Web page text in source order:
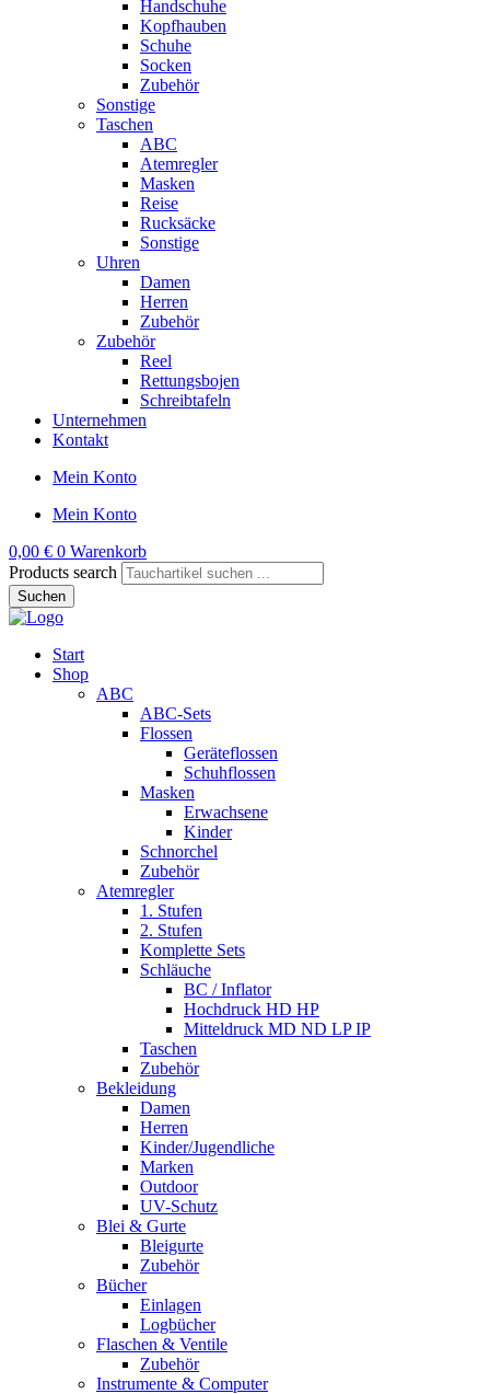
Handschuhe
Kopfhauben
Schuhe
Socken
Zubehör
Sonstige
Taschen
ABC
Atemregler
Masken
Reise
Rucksäcke
Sonstige
Uhren
Damen
Herren
Zubehör
Zubehör
Reel
Rettungsbojen
Schreibtafeln
Unternehmen
Kontakt
Mein Konto
Mein Konto
0,00 € 0 Warenkorb
Products search
Suchen
Start
Shop
ABC
ABC-Sets
Flossen
Geräteflossen
Schuhflossen
Masken
Erwachsene
Kinder
Schnorchel
Zubehör
Atemregler
1. Stufen
2. Stufen
Komplette Sets
Schläuche
BC / Inflator
Hochdruck HD HP
Mitteldruck MD ND LP IP
Taschen
Zubehör
Bekleidung
Damen
Herren
Kinder/Jugendliche
Marken
Outdoor
UV-Schutz
Blei & Gurte
Bleigurte
Zubehör
Bücher
Einlagen
Logbücher
Flaschen & Ventile
Zubehör
Instrumente & Computer